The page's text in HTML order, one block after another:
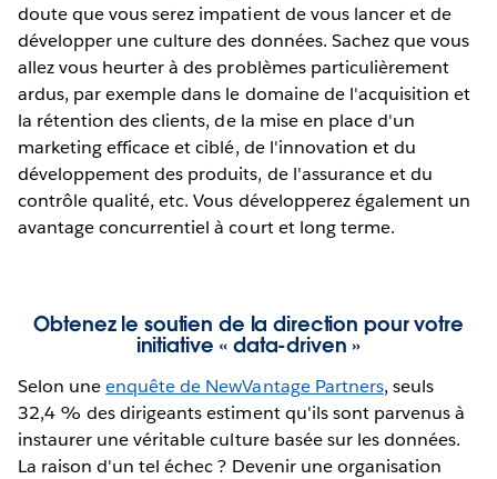
doute que vous serez impatient de vous lancer et de
développer une culture des données. Sachez que vous
allez vous heurter à des problèmes particulièrement
ardus, par exemple dans le domaine de l'acquisition et
la rétention des clients, de la mise en place d'un
marketing efficace et ciblé, de l'innovation et du
développement des produits, de l'assurance et du
contrôle qualité, etc. Vous développerez également un
avantage concurrentiel à court et long terme.
Obtenez le soutien de la direction pour votre
initiative « data-driven »
Selon uneenquête de NewVantage Partners, seuls
32,4 % des dirigeants estiment qu'ils sont parvenus à
instaurer une véritable culture basée sur les données.
La raison d'un tel échec ? Devenir une organisation